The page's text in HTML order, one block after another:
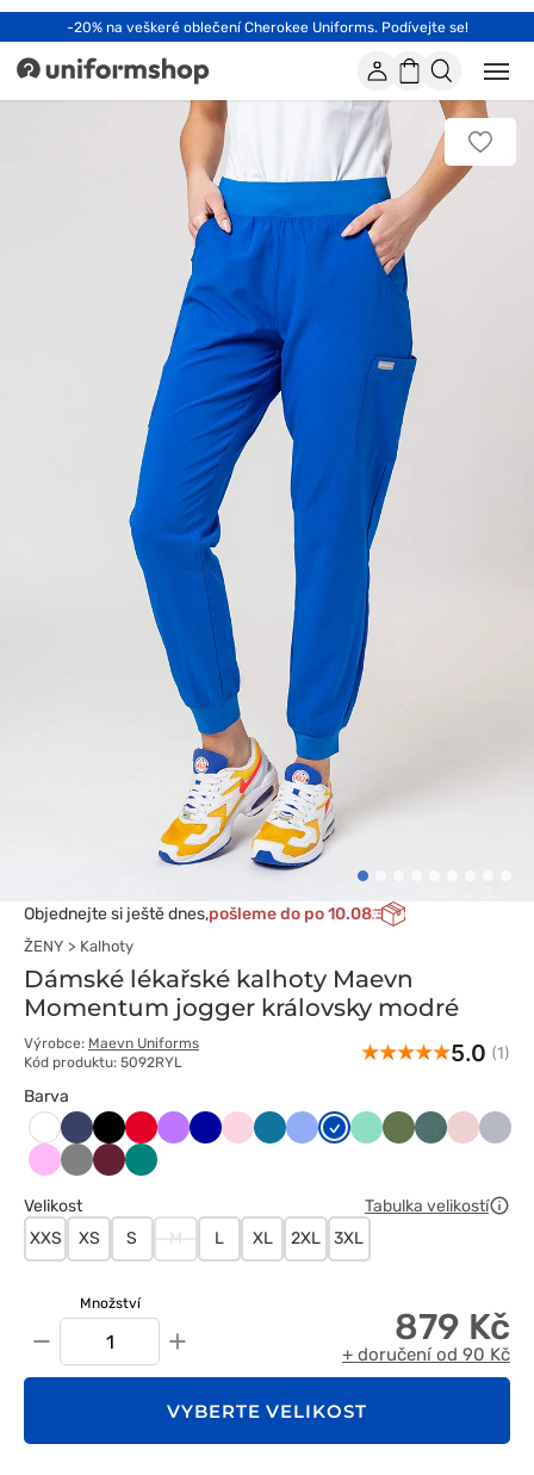
-20% na veškeré oblečení Cherokee Uniforms. Podívejte se!
Uniformshop ÚčetNákupní
košík
nebo
zavřít
Přidat
k
Objednejte si ještě dnes,pošleme do po 10.08
ŽENY Kalhoty
Dámské lékařské kalhoty Maevn
Momentum jogger královsky modré
Výrobce: Maevn Uniforms
Kód produktu: 5092RYL
5.0 (1)
Barva
Biały Ciemny
granat
CzarnyCzerwony
FioletowyGranatowy
Jasnoróżowy
Karaibski
Klasyczny
Królewski
MiętowyOliwkowyPastelowa
Różowy
Szary Wiśniowy
Zielony
Velikost
Tabulka velikostí
XXS
XS S M L XL 2XL 3XL
Množství
− + 879 Kč
+ doručení od 90 Kč
VYBERTE VELIKOST